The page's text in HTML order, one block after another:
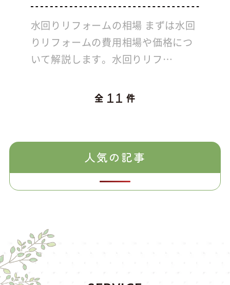
水回りリフォームの相場 まずは水回
りリフォームの費用相場や価格につ
いて解説します。水回りリフ…
全 11 件
人気の記事